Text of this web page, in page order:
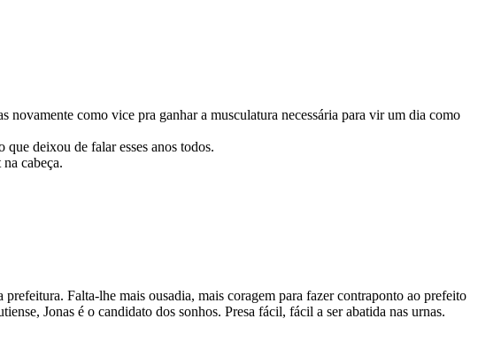
como vice pra ganhar a musculatura necessária para vir um dia como
deixou de falar esses anos todos.
cabeça.
Falta-lhe mais ousadia, mais coragem para fazer contraponto ao prefeito
Jonas é o candidato dos sonhos. Presa fácil, fácil a ser abatida nas urnas.